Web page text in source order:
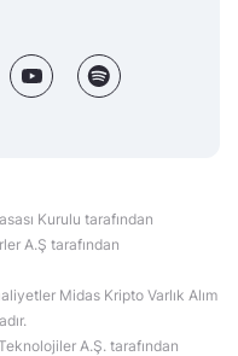
Kurulu tarafından
A.Ş tarafından
Midas Kripto Varlık Alım
A.Ş. tarafından